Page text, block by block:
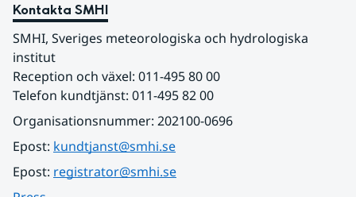
Kontakta SMHI
SMHI, Sveriges meteorologiska och hydrologiska
institut
Reception och växel: 011-495 80 00
Telefon kundtjänst: 011-495 82 00
Organisationsnummer: 202100-0696
Epost: kundtjanst@smhi.se
Epost: registrator@smhi.se